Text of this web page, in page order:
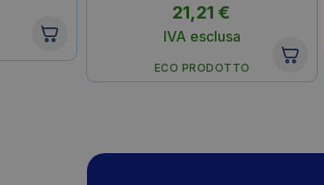
21,21 €
IVA esclusa
ECO PRODOTTO